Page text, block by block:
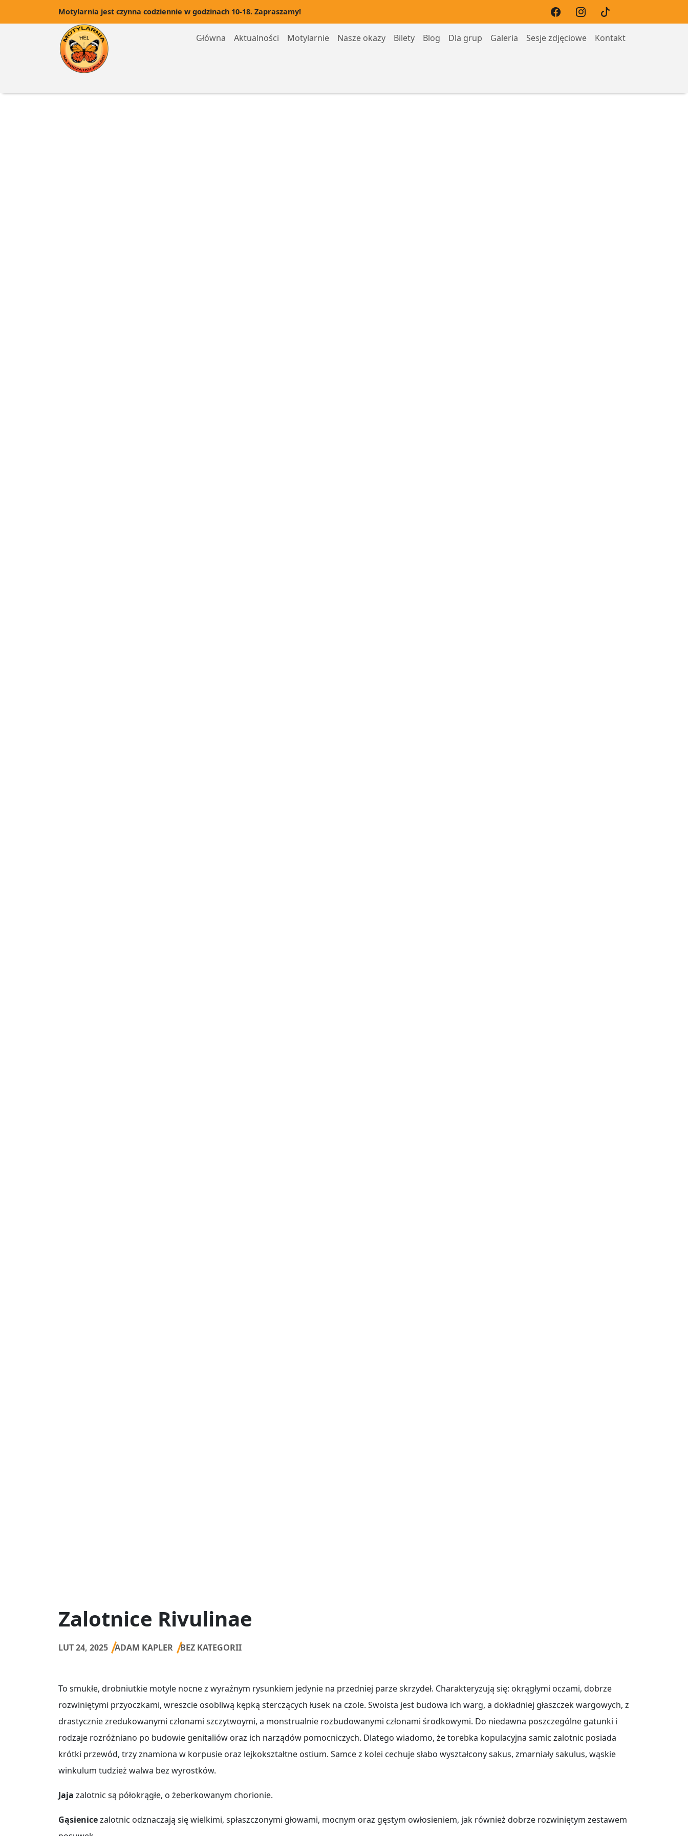
Motylarnia jest czynna codziennie w godzinach 10-18. Zapraszamy!
Główna Aktualności Motylarnie
Motylarnia Hel
Nasze okazy Bilety Blog Dla grup Galeria Sesje zdjęciowe Kontakt
Zalotnice Rivulinae
LUT 24, 2025 ADAM KAPLER BEZ KATEGORII
To smukłe, drobniutkie motyle nocne z wyraźnym rysunkiem jedynie na przedniej parze skrzydeł. Charakteryzują się: okrągłymi oczami, dobrze
rozwiniętymi przyoczkami, wreszcie osobliwą kępką sterczących łusek na czole. Swoista jest budowa ich warg, a dokładniej głaszczek wargowych, z
drastycznie zredukowanymi członami szczytwoymi, a monstrualnie rozbudowanymi członami środkowymi. Do niedawna poszczególne gatunki i
rodzaje rozróżniano po budowie genitaliów oraz ich narządów pomocniczych. Dlatego wiadomo, że torebka kopulacyjna samic zalotnic posiada
krótki przewód, trzy znamiona w korpusie oraz lejkokształtne ostium. Samce z kolei cechuje słabo wyształcony sakus, zmarniały sakulus, wąskie
winkulum tudzież walwa bez wyrostków.
Jaja zalotnic są półokrągłe, o żeberkowanym chorionie.
Gąsienicezalotnic odznaczają się wielkimi, spłaszczonymi głowami, mocnym oraz gęstym owłosieniem, jak również dobrze rozwiniętym zestawem